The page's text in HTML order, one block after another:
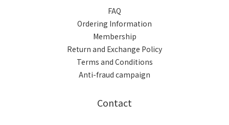
FAQ
Ordering Information
Membership
Return and Exchange Policy
Terms and Conditions
Anti-fraud campaign
Contact